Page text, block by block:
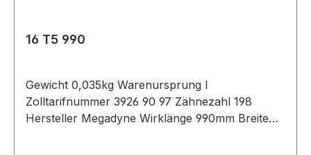
16 T5 990
Gewicht 0,035kg Warenursprung I
Zolltarifnummer 3926 90 97 Zähnezahl 198
Hersteller Megadyne Wirklänge 990mm Breite